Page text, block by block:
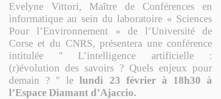
Evelyne Vittori, Maître de Conférences en
informatique au sein du laboratoire « Sciences
Pour l’Environnement » de l’Université de
Corse et du CNRS, présentera une conférence
intitulée "
L’intelligence artificielle :
(r)évolution des savoirs ? Quels enjeux pour
demain ? " lelundi 23 février à 18h30 à
l’Espace Diamant d’Ajaccio.